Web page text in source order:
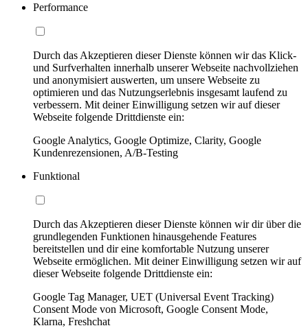
Performance
Durch das Akzeptieren dieser Dienste können wir das Klick-
und Surfverhalten innerhalb unserer Webseite nachvollziehen
und anonymisiert auswerten, um unsere Webseite zu
optimieren und das Nutzungserlebnis insgesamt laufend zu
verbessern. Mit deiner Einwilligung setzen wir auf dieser
Webseite folgende Drittdienste ein:
Google Analytics, Google Optimize, Clarity, Google
Kundenrezensionen, A/B-Testing
Funktional
Durch das Akzeptieren dieser Dienste können wir dir über die
grundlegenden Funktionen hinausgehende Features
bereitstellen und dir eine komfortable Nutzung unserer
Webseite ermöglichen. Mit deiner Einwilligung setzen wir auf
dieser Webseite folgende Drittdienste ein:
Google Tag Manager, UET (Universal Event Tracking)
Consent Mode von Microsoft, Google Consent Mode,
Klarna, Freshchat